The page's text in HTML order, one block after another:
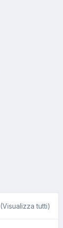
(Visualizza tutti)